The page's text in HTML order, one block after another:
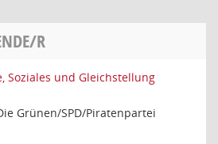
R
Soziales und Gleichstellung
Grünen/SPD/Piratenpartei